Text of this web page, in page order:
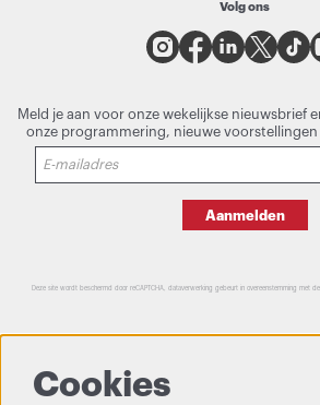
Volg ons
Meld je aan voor onze wekelijkse nieuwsbrief
onze programmering, nieuwe voorstellingen
Aanmelden
Deze site wordt beschermd door reCAPTCHA, dataverwerking gebeurt in overeenstemming met de
Cookies